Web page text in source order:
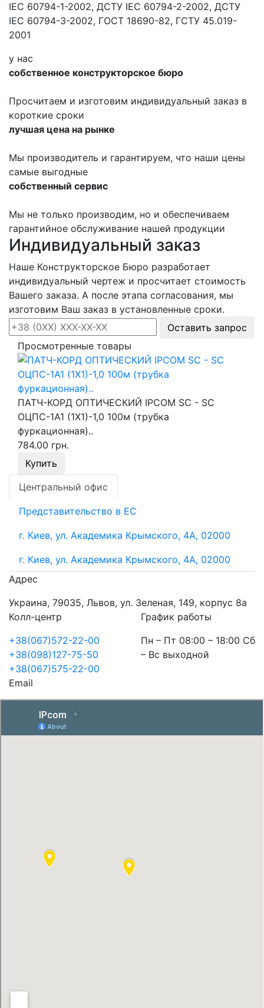
IEC 60794-1-2002, ДСТУ IEC 60794-2-2002, ДСТУ
IEC 60794-3-2002, ГОСТ 18690-82, ГСТУ 45.019-
2001
у нас
собственное конструкторское бюро
Просчитаем и изготовим индивидуальный заказ в
короткие сроки
лучшая цена на рынке
Мы производитель и гарантируем, что наши цены
самые выгодные
собственный сервис
Мы не только производим, но и обеспечиваем
гарантийное обслуживание нашей продукции
Индивидуальный заказ
Наше Конструкторское Бюро разработает
индивидуальный чертеж и просчитает стоимость
Вашего заказа. А после этапа согласования, мы
изготовим Ваш заказ в установленные сроки.
Оставить запрос
Просмотренные товары
ПАТЧ-КОРД ОПТИЧЕСКИЙ IPCOM SC - SC
ОЦПС-1А1 (1Х1)-1,0 100м (трубка
фуркационная)..
784.00 грн.
Купить
Центральный офис
Представительство в ЕС
г. Киев, ул. Академика Крымского, 4А, 02000
г. Киев, ул. Академика Крымского, 4А, 02000
Адрес
Украина, 79035, Львов, ул. Зеленая, 149, корпус 8а
Колл-центр
+38(067)572-22-00
+38(098)127-75-50
+38(067)575-22-00
График работы
Пн – Пт 08:00 – 18:00 Сб
– Вс выходной
Email